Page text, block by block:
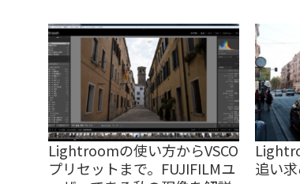
Lightroomの使い方からVSCO
プリセットまで。FUJIFILMユ
追い